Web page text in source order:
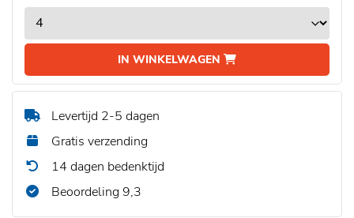
IN WINKELWAGEN
Levertijd 2-5 dagen
Gratis verzending
14 dagen bedenktijd
Beoordeling 9,3